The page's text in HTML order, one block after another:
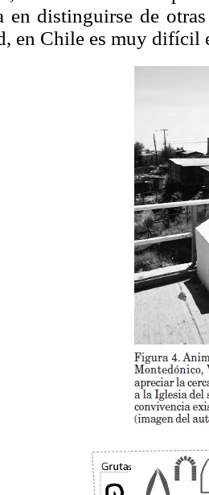
en distinguirse de
en Chile es muy difícil